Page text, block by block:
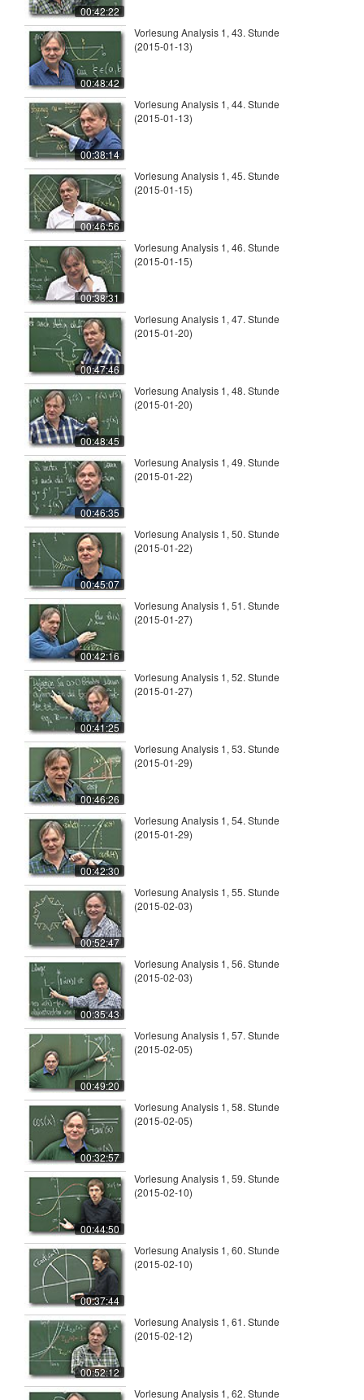
00:42:22
00:48:42
Vorlesung Analysis 1, 43. Stunde
(2015-01-13)
00:38:14
Vorlesung Analysis 1, 44. Stunde
(2015-01-13)
00:46:56
Vorlesung Analysis 1, 45. Stunde
(2015-01-15)
00:38:31
Vorlesung Analysis 1, 46. Stunde
(2015-01-15)
00:47:46
Vorlesung Analysis 1, 47. Stunde
(2015-01-20)
00:48:45
Vorlesung Analysis 1, 48. Stunde
(2015-01-20)
00:46:35
Vorlesung Analysis 1, 49. Stunde
(2015-01-22)
00:45:07
Vorlesung Analysis 1, 50. Stunde
(2015-01-22)
00:42:16
Vorlesung Analysis 1, 51. Stunde
(2015-01-27)
00:41:25
Vorlesung Analysis 1, 52. Stunde
(2015-01-27)
00:46:26
Vorlesung Analysis 1, 53. Stunde
(2015-01-29)
00:42:30
Vorlesung Analysis 1, 54. Stunde
(2015-01-29)
00:52:47
Vorlesung Analysis 1, 55. Stunde
(2015-02-03)
00:35:43
Vorlesung Analysis 1, 56. Stunde
(2015-02-03)
00:49:20
Vorlesung Analysis 1, 57. Stunde
(2015-02-05)
00:32:57
Vorlesung Analysis 1, 58. Stunde
(2015-02-05)
00:44:50
Vorlesung Analysis 1, 59. Stunde
(2015-02-10)
00:37:44
Vorlesung Analysis 1, 60. Stunde
(2015-02-10)
00:52:12
Vorlesung Analysis 1, 61. Stunde
(2015-02-12)
Vorlesung Analysis 1, 62. Stunde